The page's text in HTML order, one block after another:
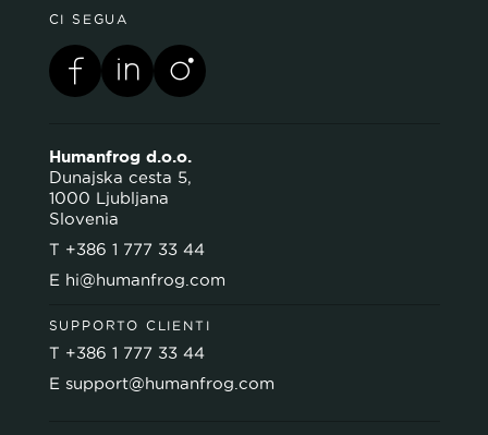
CI SEGUA
Humanfrog d.o.o.
Dunajska cesta 5,
1000 Ljubljana
Slovenia
T +386 1 777 33 44
E hi@humanfrog.com
SUPPORTO CLIENTI
T +386 1 777 33 44
E support@humanfrog.com